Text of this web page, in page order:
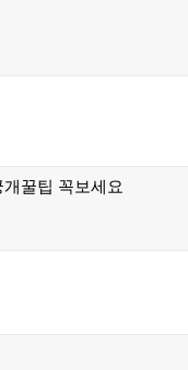
꿀팁 꼭보세요